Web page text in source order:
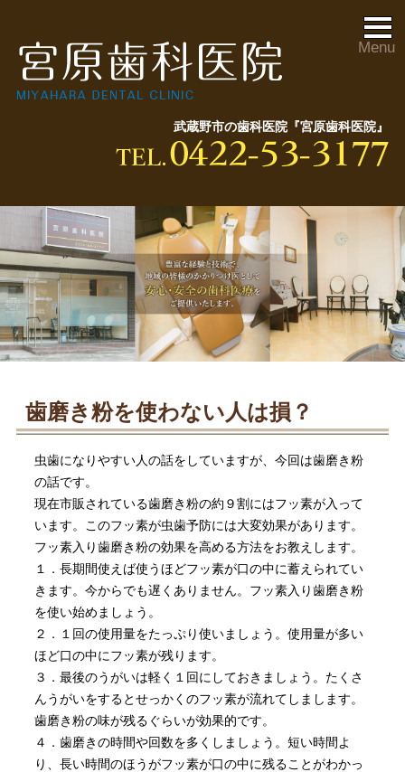
武蔵野市の歯科医院『宮原歯科医院』
Menu
歯磨き粉を使わない人は損？
虫歯になりやすい人の話をしていますが、今回は歯磨き粉
の話です。
現在市販されている歯磨き粉の約９割にはフッ素が入って
います。このフッ素が虫歯予防には大変効果があります。
フッ素入り歯磨き粉の効果を高める方法をお教えします。
１．長期間使えば使うほどフッ素が口の中に蓄えられてい
きます。今からでも遅くありません。フッ素入り歯磨き粉
を使い始めましょう。
２．１回の使用量をたっぷり使いましょう。使用量が多い
ほど口の中にフッ素が残ります。
３．最後のうがいは軽く１回にしておきましょう。たくさ
んうがいをするとせっかくのフッ素が流れてしまします。
歯磨き粉の味が残るぐらいが効果的です。
４．歯磨きの時間や回数を多くしましょう。短い時間よ
り、長い時間のほうがフッ素が口の中に残ることがわかっ